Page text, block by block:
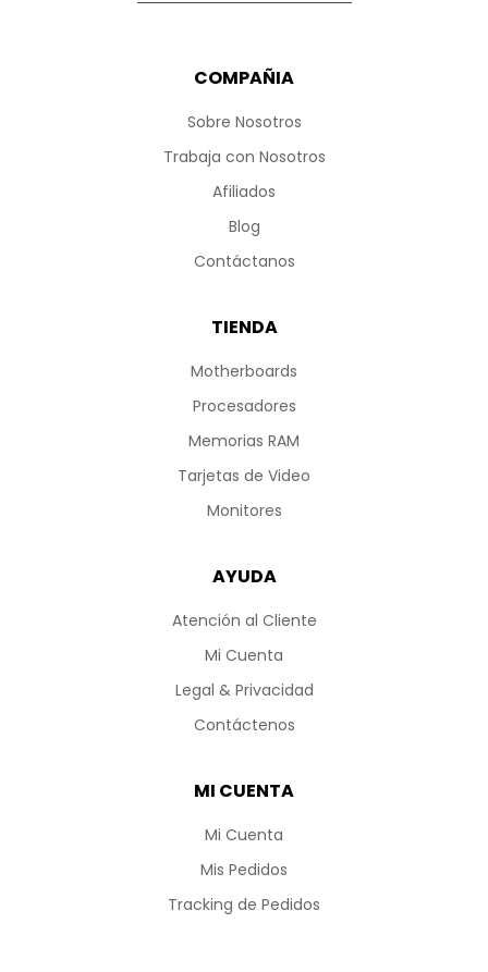
COMPAÑIA
Sobre Nosotros
Trabaja con Nosotros
Afiliados
Blog
Contáctanos
TIENDA
Motherboards
Procesadores
Memorias RAM
Tarjetas de Video
Monitores
AYUDA
Atención al Cliente
Mi Cuenta
Legal & Privacidad
Contáctenos
MI CUENTA
Mi Cuenta
Mis Pedidos
Tracking de Pedidos